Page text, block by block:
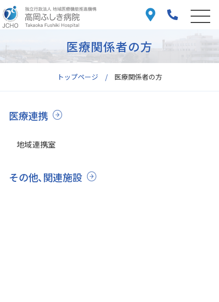
トップページ 医療関係者の方
医療関係者の方
医療連携
地域連携室
その他､関連施設